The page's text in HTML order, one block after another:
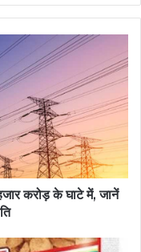
करोड़ के घाटे में, जानें